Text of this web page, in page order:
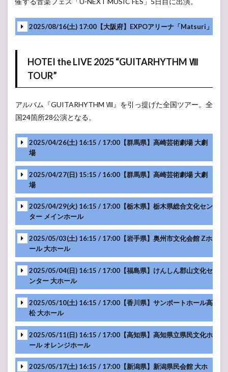
2025/08/16(土) 17:00【大阪府】EXPOアリーナ「Matsuri」
-アンコール-
HOTEI the LIVE 2025 “GUITARHYTHM Ⅷ
TOUR”
アルバム『GUITARHYTHM Ⅷ』を引っ提げた全国ツアー。全
国24箇所28公演となる。
2025/04/26(土) 16:15 / 17:00【群馬県】高崎芸術劇場 大劇
場
2025/04/27(日) 15:15 / 16:00【群馬県】高崎芸術劇場 大劇
場
2025/04/29(火) 16:15 / 17:00【栃木県】栃木県総合文化セン
ター メインホール
2025/05/03(土) 16:15 / 17:00【岩手県】奥州市文化会館 Zホ
ール 大ホール
2025/05/04(日) 16:15 / 17:00【福島県】けんしん郡山文化セ
ンター 大ホール
2025/05/10(土) 16:15 / 17:00【香川県】サンポートホール高
松 大ホール
2025/05/11(日) 16:15 / 17:00【高知県】高知県立県民文化ホ
ール オレンジホール
2025/05/17(土) 16:15 / 17:00【新潟県】新潟県民会館 大ホ